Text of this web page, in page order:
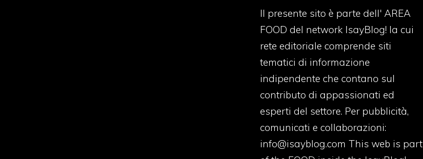
Il presente sito è parte dell' AREA
FOOD del network IsayBlog! la cui
rete editoriale comprende siti
tematici di informazione
indipendente che contano sul
contributo di appassionati ed
esperti del settore. Per pubblicità,
comunicati e collaborazioni:
info@isayblog.com This web is part